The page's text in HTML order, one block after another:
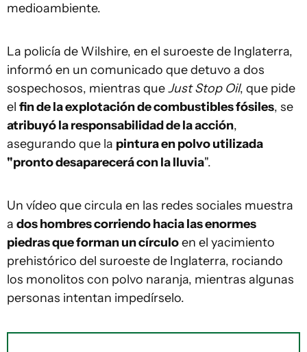
medioambiente.
La policía de Wilshire, en el suroeste de Inglaterra,
informó en un comunicado que detuvo a dos
sospechosos, mientras queJust Stop Oil, que pide
el fin de la explotación de combustibles fósiles, se
atribuyó la responsabilidad de la acción,
asegurando que la pintura en polvo utilizada
"pronto desaparecerá con la lluvia".
Un vídeo que circula en las redes sociales muestra
a dos hombres corriendo hacia las enormes
piedras que forman un círculoen el yacimiento
prehistórico del suroeste de Inglaterra, rociando
los monolitos con polvo naranja, mientras algunas
personas intentan impedírselo.